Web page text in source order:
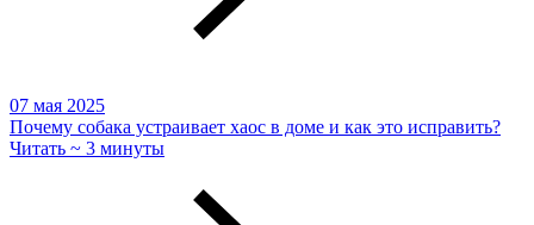
07 мая 2025
Почему собака устраивает хаос в доме и как это исправить?
Читать ~ 3 минуты